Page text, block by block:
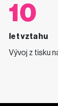
10
let vztahu
Vývoj z tisku